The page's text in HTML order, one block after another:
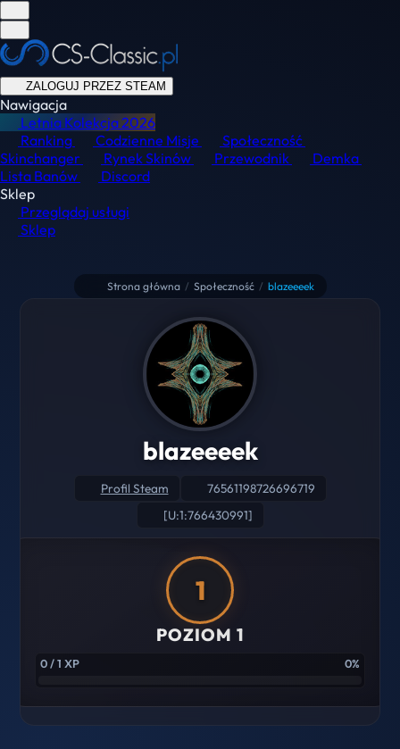
ZALOGUJ PRZEZ STEAM
Nawigacja
Letnia Kolekcja2026
Ranking
Codzienne Misje
Społeczność
Skinchanger
Rynek Skinów Przewodnik
Demka
Lista Banów
Discord
Sklep
Przeglądaj usługi
Sklep
Strona główna / Społeczność / blazeeeek
blazeeeek
Profil Steam
76561198726696719
[U:1:766430991]
1
POZIOM 1
0 / 1 XP 0%